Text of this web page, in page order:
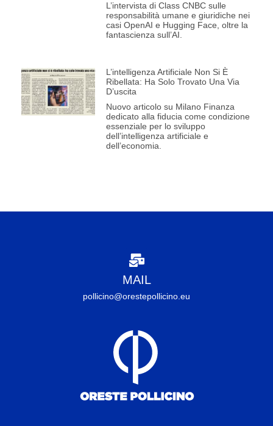
L’intervista di Class CNBC sulle
responsabilità umane e giuridiche nei
casi OpenAI e Hugging Face, oltre la
fantascienza sull’AI.
L’intelligenza Artificiale Non Si È
Ribellata: Ha Solo Trovato Una Via
D’uscita
Nuovo articolo su Milano Finanza
dedicato alla fiducia come condizione
essenziale per lo sviluppo
dell’intelligenza artificiale e
dell’economia.
MAIL
pollicino@orestepollicino.eu